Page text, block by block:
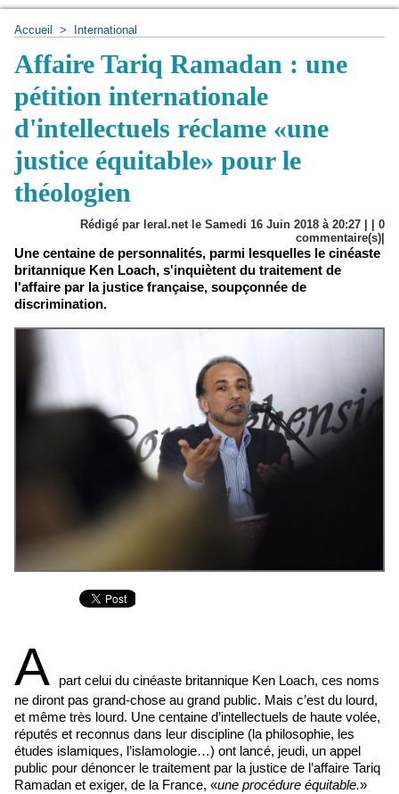
Accueil > International
Affaire Tariq Ramadan : une
pétition internationale
d'intellectuels réclame «une
justice équitable» pour le
théologien
Rédigé par leral.net le Samedi 16 Juin 2018 à 20:27 | | 0
commentaire(s)|
Une centaine de personnalités, parmi lesquelles le cinéaste
britannique Ken Loach, s'inquiètent du traitement de
l'affaire par la justice française, soupçonnée de
discrimination.
A
part celui du cinéaste britannique Ken Loach, ces noms
ne diront pas grand-chose au grand public. Mais c’est du lourd,
et même très lourd. Une centaine d’intellectuels de haute volée,
réputés et reconnus dans leur discipline (la philosophie, les
études islamiques, l’islamologie…) ont lancé, jeudi, un appel
public pour dénoncer le traitement par la justice de l’affaire Tariq
Ramadan et exiger, de la France, «une procédure équitable.»